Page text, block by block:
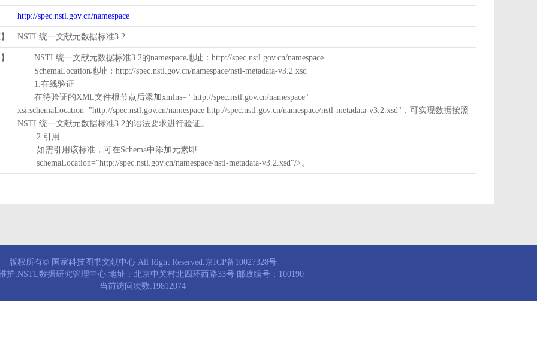
http://spec.nstl.gov.cn/namespace
NSTL统一文献元数据标准3.2
NSTL统一文献元数据标准3.2的namespace地址：http://spec.nstl.gov.cn/namespace
SchemaLocation地址：http://spec.nstl.gov.cn/namespace/nstl-metadata-v3.2.xsd
1.在线验证
在待验证的XML文件根节点后添加xmlns=" http://spec.nstl.gov.cn/namespace"
xsi:schemaLocation="http://spec.nstl.gov.cn/namespace http://spec.nstl.gov.cn/namespace/nstl-metadata-v3.2.xsd"，可实现数据按照
NSTL统一文献元数据标准3.2的语法要求进行验证。
2.引用
如需引用该标准，可在Schema中添加元素即
schemaLocation="http://spec.nstl.gov.cn/namespace/nstl-metadata-v3.2.xsd"/>。
版权所有© 国家科技图书文献中心 All Right Reserved.京ICP备10027328号
护:NSTL数据研究管理中心 地址：北京中关村北四环西路33号 邮政编号：100190
当前访问次数:19812074